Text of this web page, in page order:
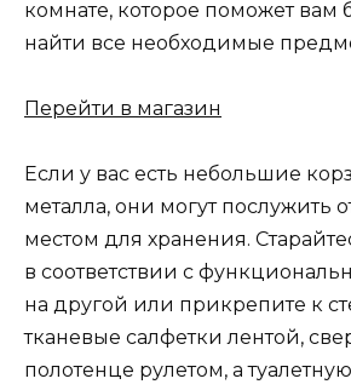
комнате, которое поможет вам
найти все необходимые
Перейти в магазин
Если у вас есть небольшие
металла, они могут послужить
местом для хранения.
в соответствии с
на другой или прикрепите к
тканевые салфетки лентой,
полотенце рулетом, а